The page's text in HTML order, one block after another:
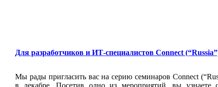
Для разработчиков и ИТ-специалистов Connect
Мы рады пригласить вас на серию семинаров Connect
в декабре. Посетив одно из мероприятий, вы